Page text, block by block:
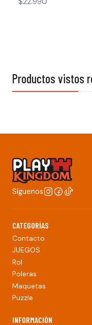
Productos vistos
Síguenos
CATEGORÍAS
Contacto
JUEGOS
Rol
Poleras
Maquetas
Puzzle
INFORMACIÓN